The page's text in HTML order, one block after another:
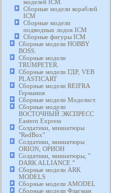
моделей ICM.
Сборные модели кораблей
ICM
Сборные модели
подводных лодок ICM
Сборные фигуры ICM
Сборные модели HOBBY
BOSS.
Сборные модели
TRUMPETER.
Сборные модели ГДР, VEB
PLASTICART
Сборные модели REIFRA
Германия
Сборные модели Моделист.
Сборные модели
ВОСТОЧНЫЙ ЭКСПРЕСС
Eastern Express
Солдатики, миниатюры
"RedBox"
Солдатики, миниатюры
ORION, ОРИОН
Солдатики, миниатюры, "
DARK ALLIANCE "
Сборные модели ARK
MODELS
Сборные модели AMODEL
Сборные модели Флагман